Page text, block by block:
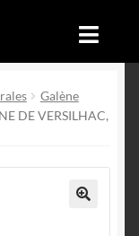
Galène
DE VERSILHAC,